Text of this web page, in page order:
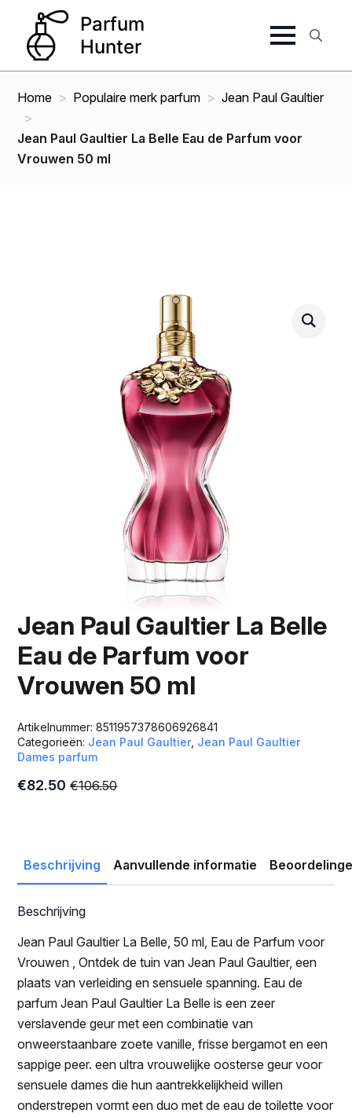
Home Populaire merk parfum Jean Paul Gaultier
Jean Paul Gaultier La Belle Eau de Parfum voor
Vrouwen 50 ml
Jean Paul Gaultier La Belle
Eau de Parfum voor
Vrouwen 50 ml
Artikelnummer:8511957378606926841
Categorieën: Jean Paul Gaultier, Jean Paul Gaultier
Dames parfum
€106.50
Oorspronkelijke
€82.50
Huidige
Beschrijving Aanvullende informatie
Beschrijving
Jean Paul Gaultier La Belle, 50 ml, Eau de Parfum voor
Vrouwen , Ontdek de tuin van Jean Paul Gaultier, een
plaats van verleiding en sensuele spanning. Eau de
parfum Jean Paul Gaultier La Belle is een zeer
verslavende geur met een combinatie van
onweerstaanbare zoete vanille, frisse bergamot en een
sappige peer. een ultra vrouwelijke oosterse geur voor
sensuele dames die hun aantrekkelijkheid willen
onderstrepen vormt een duo met de eau de toilette voor